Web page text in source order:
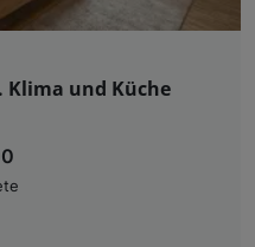
und Küche